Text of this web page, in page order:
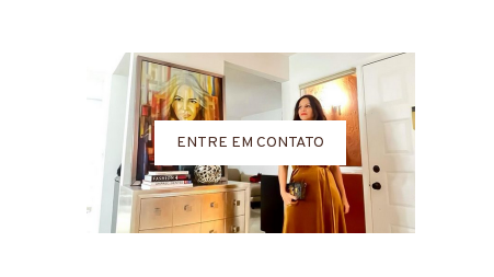
ENTRE EM CONTATO